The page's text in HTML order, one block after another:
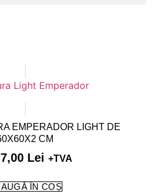
EMPERADOR LIGHT DE
CM
Lei +TVA
ÎN COȘ